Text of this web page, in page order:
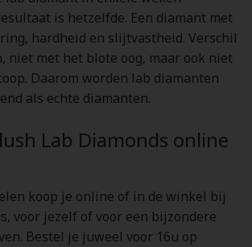
is hetzelfde. Een diamant met
hardheid en slijtvastheid. Verschil
niet met het blote oog, maar ook niet
Daarom worden lab diamanten
als echte diamanten.
Lab Diamonds online
koop je online of in de winkel bij
voor jezelf of voor een bijzondere
Bestel je juweel voor 16u op